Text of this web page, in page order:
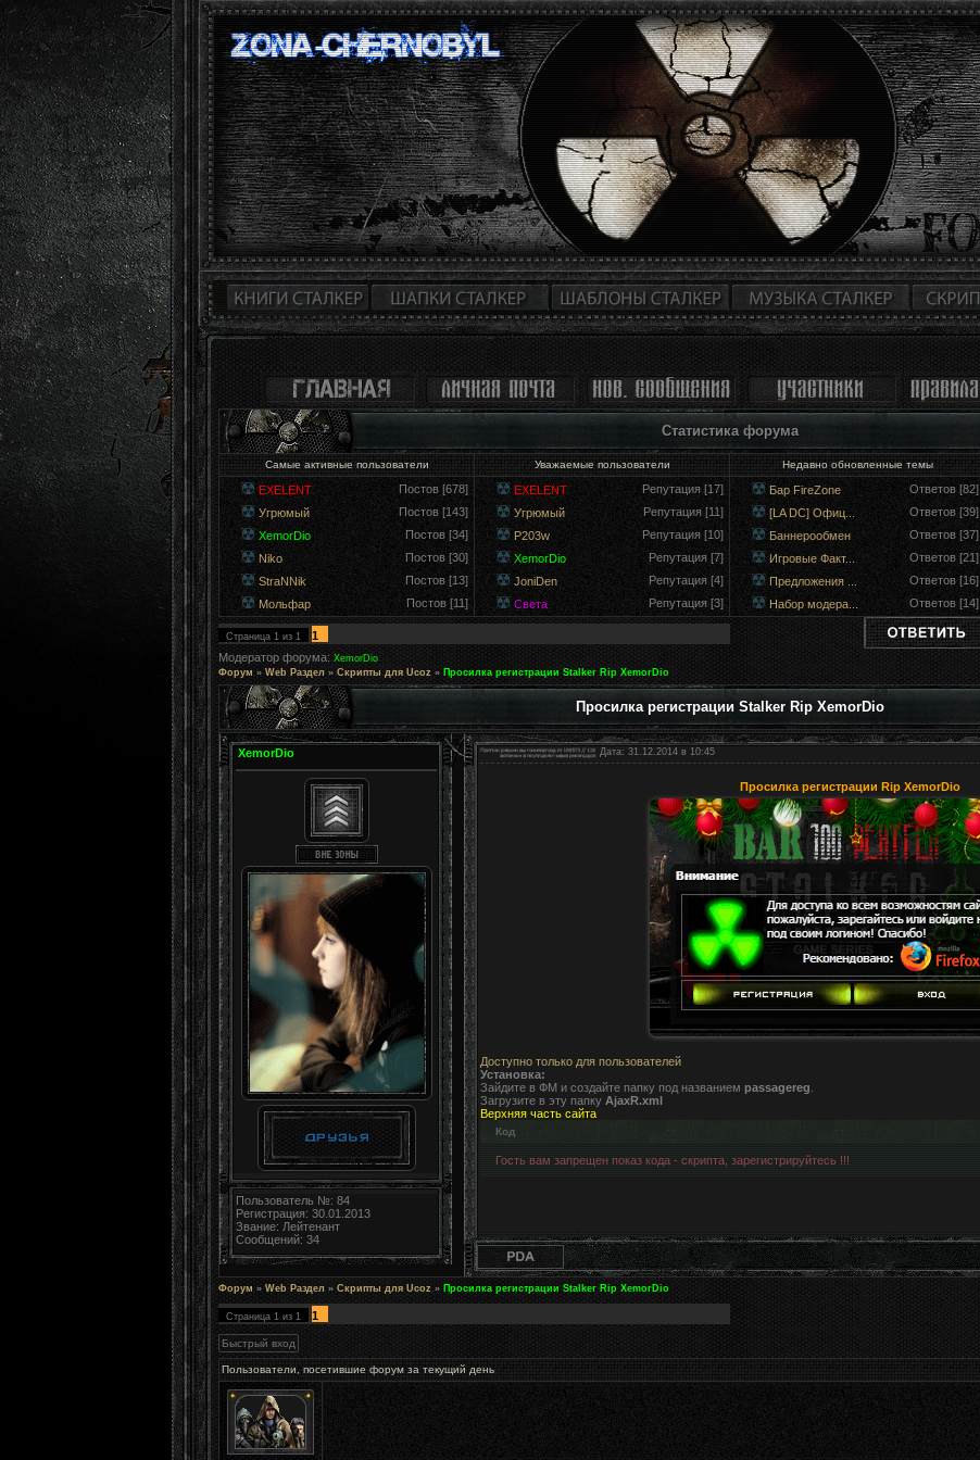
Статистика форума
Самые активные пользователи Уважаемые пользователи Недавно обновленные темы
EXELENT
Постов [678]
Угрюмый
Постов [143]
XemorDio
Постов [34]
Niko
Постов [30]
StraNNik
Постов [13]
Мольфар
Постов [11]
EXELENT
Репутация [17]
Угрюмый
Репутация [11]
P203w
Репутация [10]
XemorDio
Репутация [7]
JoniDen
Репутация [4]
Света
Репутация [3]
Бар FireZone
Ответов [82]
[LA DC] Офиц...
Ответов [39]
Баннерообмен
Ответов [37]
Игровые Факт...
Ответов [21]
Предложения ...
Ответов [16]
Набор модера...
Ответов [14]
Страница 1 из 1
1
Модератор форума:XemorDio
Форум » Web Раздел » Скрипты для Ucoz » Просилка регистрации Stalker Rip XemorDio
Просилка регистрации Stalker Rip XemorDio
XemorDio
Пользователь №: 84
Регистрация: 30.01.2013
Звание: Лейтенант
Сообщений: 34
Дата: 31.12.2014 в 10:45
Просилка регистрации Rip XemorDio
Доступно только для пользователей
Установка:
Зайдите в ФМ и создайте папку под названием passagereg
Загрузите в эту папку AjaxR.xml
Верхняя часть сайта
Код
Гость вам запрещен показ кода - скрипта, зарегистрируйтесь !!!
Форум » Web Раздел » Скрипты для Ucoz » Просилка регистрации Stalker Rip XemorDio
Страница 1 из 1
1
Пользователи, посетившие форум за текущий день